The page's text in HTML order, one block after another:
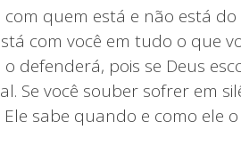
quem está e não está
com você em tudo o que
defenderá, pois se Deus
Se você souber sofrer em
sabe quando e como ele